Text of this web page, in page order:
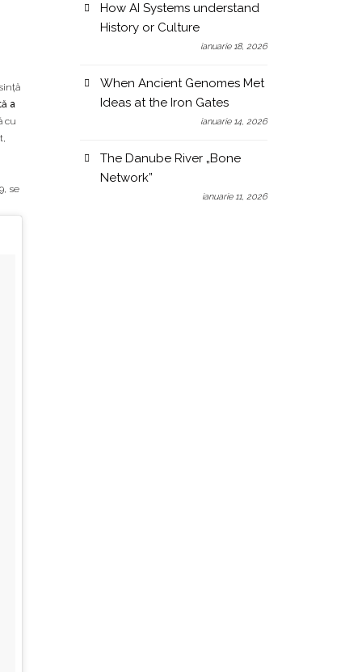
a
cu
se
How AI Systems understand
History or Culture
ianuarie 18, 2026
When Ancient Genomes Met
Ideas at the Iron Gates
ianuarie 14, 2026
The Danube River „Bone
Network”
ianuarie 11, 2026